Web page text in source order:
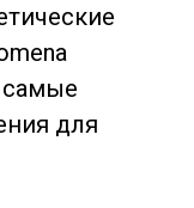
самые
для